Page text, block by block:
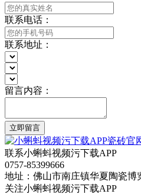
联系电话：
联系地址：
留言内容：
立即留言
联系小蝌蚪视频污下载APP
0757-85399666
地址：佛山市南庄镇华夏陶瓷
关注小蝌蚪视频污下载APP